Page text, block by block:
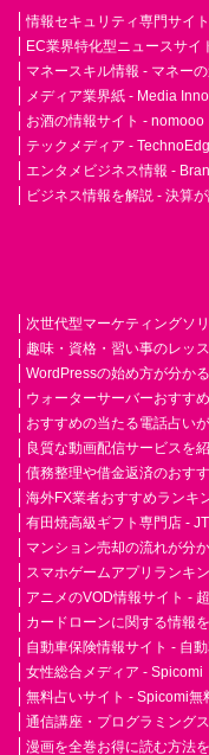
情報セキュリティ専門サイ
EC業界特化型ニュースサイ
マネースキル情報 - マネーの
メディア業界紙 - Media
お酒の情報サイト - nomooo
テックメディア -
エンタメビジネス情報 -
ビジネス情報を解説 - 決算
次世代型マーケティングソ
趣味・資格・習い事のレッ
WordPressの始め方が分か
ウォーターサーバーおすす
おすすめの当たる電話占い
良質な動画配信サービスを
債務整理や借金返済のおす
海外FX業者おすすめランキ
有田焼高級ギフト専門店 -
マンション売却の流れが分
スマホゲームアプリランキ
アニメのVOD情報サイト -
カードローンに関する情報
自動車保険情報サイト - 自
女性総合メディア - Spicomi
無料占いサイト - Spicomi無
通信講座・プログラミング
漫画を全巻お得に読む方法